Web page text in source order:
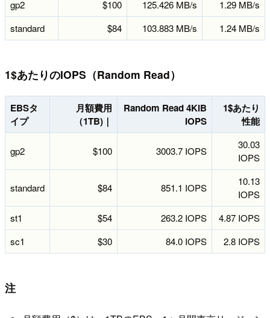
gp2 $100 125.426 MB/s
1.29 MB/s
standard
$84 103.883 MB/s 1.24 MB/s
1$あたりのIOPS（Random Read）
EBSタ
イプ
月額費用
（1TB)｜
Random Read 4KiB
IOPS
1$あたり
性能
gp2 $100 3003.7 IOPS
30.03
IOPS
standard $84 851.1 IOPS
10.13
IOPS
st1
$54 263.2 IOPS
4.87 IOPS
sc1
$30 84.0 IOPS 2.8 IOPS
注